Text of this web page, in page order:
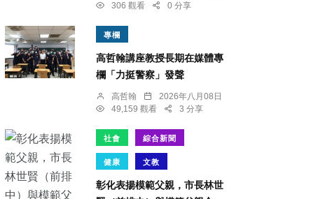
306 觀看
0 分享
專欄
高哲翰講座教授長期在媒體專
欄「力挺警察」發聲
高哲翰
2026年八月08日
49,159 觀看
3 分享
社會 綜合新聞
健康 文教
彰化表揚模範父親，市長林世